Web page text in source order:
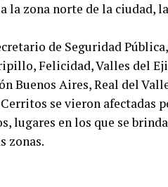
la zona norte de la ciudad,
de Seguridad
Felicidad, Valles del
Buenos Aires, Real del
se vieron afectadas
lugares en los que se
zonas.